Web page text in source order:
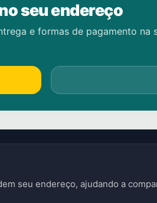
seu endereço
e formas de pagamento
seu endereço, ajudando a